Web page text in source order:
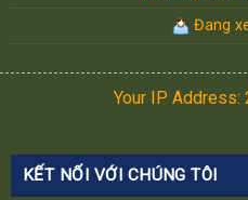
Đang
Your IP Address:
KẾT NỐI VỚI CHÚNG TÔI